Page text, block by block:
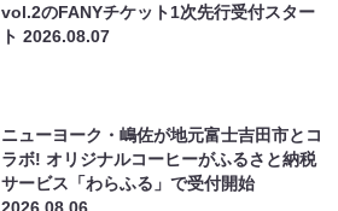
vol.2のFANYチケット1次先行受付スター
ト2026.08.07
ニューヨーク・嶋佐が地元富士吉田市とコ
ラボ! オリジナルコーヒーがふるさと納税
サービス「わらふる」で受付開始